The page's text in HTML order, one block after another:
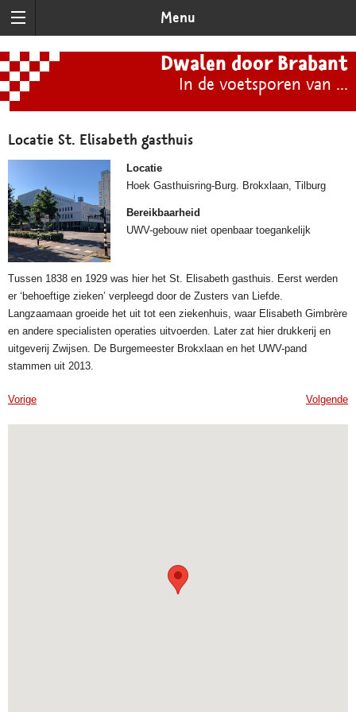
Menu
Dwalen door Brabant
In de voetsporen van ...
Locatie St. Elisabeth gasthuis
Locatie
Hoek Gasthuisring-Burg. Brokxlaan, Tilburg
Bereikbaarheid
UWV-gebouw niet openbaar toegankelijk
Tussen 1838 en 1929 was hier het St. Elisabeth gasthuis. Eerst werden
er ‘behoeftige zieken’ verpleegd door de Zusters van Liefde.
Langzaamaan groeide het uit tot een ziekenhuis, waar Elisabeth Gimbrère
en andere specialisten operaties uitvoerden. Later zat hier drukkerij en
uitgeverij Zwijsen. De Burgemeester Brokxlaan en het UWV-pand
stammen uit 2013.
Vorige Volgende